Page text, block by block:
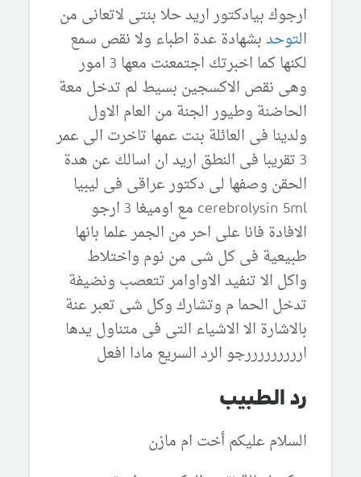
ارجوك بيادكتور اريد حلا بنتى لاتعانى من
التوحدبشهادة عدة اطباء ولا نقص سمع
لكنها كما اخبرتك اجتمعنت معها 3 امور
وهى نقص الاكسجين بسيط لم تدخل معة
الحاضنة وطيور الجنة من العام الاول
ولدينا فى العائلة بنت عمها تاخرت الى عمر
3 تقريبا فى النطق اريد ان اسالك عن هدة
الحقن وصفها لى دكتور عراقى فى ليبيا
cerebrolysin 5ml مع اوميغا 3 ارجو
الافادة فانا على احر من الجمر علما بانها
طبيعية فى كل شى من نوم واختلاط
واكل الا تنفيد الاواوامر تتعصب ونضيفة
تدخل الحما م وتشارك وكل شى تعبر عنة
بالاشارة الا الاشياء التى فى متناول يدها
ارررررررررجو الرد السريع مادا افعل
رد الطبيب
السلام عليكم أخت ام مازن